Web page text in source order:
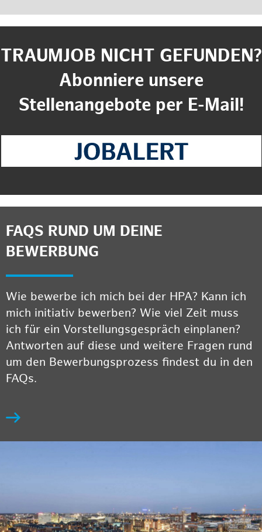
TRAUMJOB NICHT GEFUNDEN?
Abonniere unsere
Stellenangebote per E-Mail!
FAQS RUND UM DEINE
BEWERBUNG
Wie bewerbe ich mich bei der HPA? Kann ich
mich initiativ bewerben? Wie viel Zeit muss
ich für ein Vorstellungsgespräch einplanen?
Antworten auf diese und weitere Fragen rund
um den Bewerbungsprozess findest du in den
FAQs.